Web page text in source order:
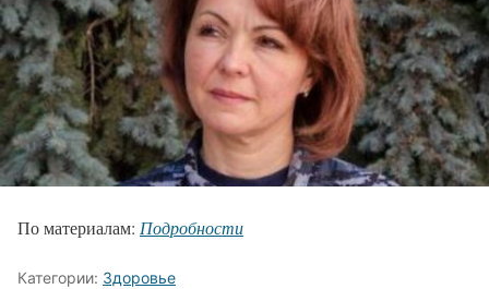
По материалам: Подробности
Категории: Здоровье